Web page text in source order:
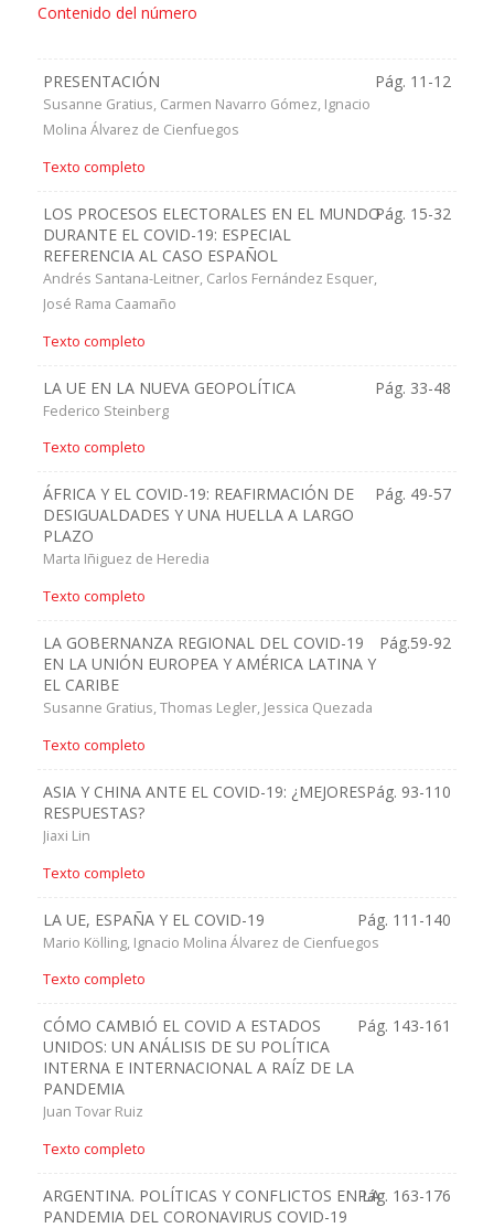
Contenido del número
PRESENTACIÓN Pág. 11-12
Susanne Gratius, Carmen Navarro Gómez, Ignacio
Molina Álvarez de Cienfuegos
Texto completo
LOS PROCESOS ELECTORALES EN EL MUNDO
DURANTE EL COVID-19: ESPECIAL
REFERENCIA AL CASO ESPAÑOL
Pág. 15-32
Andrés Santana-Leitner, Carlos Fernández Esquer,
José Rama Caamaño
Texto completo
LA UE EN LA NUEVA GEOPOLÍTICA Pág. 33-48
Federico Steinberg
Texto completo
ÁFRICA Y EL COVID-19: REAFIRMACIÓN DE
DESIGUALDADES Y UNA HUELLA A LARGO
PLAZO
Pág. 49-57
Marta Iñiguez de Heredia
Texto completo
LA GOBERNANZA REGIONAL DEL COVID-19
EN LA UNIÓN EUROPEA Y AMÉRICA LATINA Y
EL CARIBE
Pág.59-92
Susanne Gratius, Thomas Legler, Jessica Quezada
Texto completo
ASIA Y CHINA ANTE EL COVID-19: ¿MEJORES
RESPUESTAS?
Pág. 93-110
Jiaxi Lin
Texto completo
LA UE, ESPAÑA Y EL COVID-19 Pág. 111-140
Mario Kölling, Ignacio Molina Álvarez de Cienfuegos
Texto completo
CÓMO CAMBIÓ EL COVID A ESTADOS
UNIDOS: UN ANÁLISIS DE SU POLÍTICA
INTERNA E INTERNACIONAL A RAÍZ DE LA
PANDEMIA
Pág. 143-161
Juan Tovar Ruiz
Texto completo
ARGENTINA. POLÍTICAS Y CONFLICTOS EN LA
PANDEMIA DEL CORONAVIRUS COVID-19
Pág. 163-176